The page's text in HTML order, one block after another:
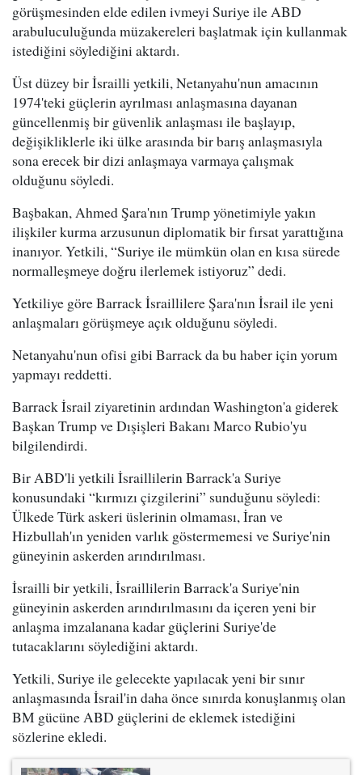
görüşmesinden elde edilen ivmeyi Suriye ile ABD
arabuluculuğunda müzakereleri başlatmak için kullanmak
istediğini söylediğini aktardı.
Üst düzey bir İsrailli yetkili, Netanyahu'nun amacının
1974'teki güçlerin ayrılması anlaşmasına dayanan
güncellenmiş bir güvenlik anlaşması ile başlayıp,
değişikliklerle iki ülke arasında bir barış anlaşmasıyla
sona erecek bir dizi anlaşmaya varmaya çalışmak
olduğunu söyledi.
Başbakan, Ahmed Şara'nın Trump yönetimiyle yakın
ilişkiler kurma arzusunun diplomatik bir fırsat yarattığına
inanıyor. Yetkili, “Suriye ile mümkün olan en kısa sürede
normalleşmeye doğru ilerlemek istiyoruz” dedi.
Yetkiliye göre Barrack İsraillilere Şara'nın İsrail ile yeni
anlaşmaları görüşmeye açık olduğunu söyledi.
Netanyahu'nun ofisi gibi Barrack da bu haber için yorum
yapmayı reddetti.
Barrack İsrail ziyaretinin ardından Washington'a giderek
Başkan Trump ve Dışişleri Bakanı Marco Rubio'yu
bilgilendirdi.
Bir ABD'li yetkili İsraillilerin Barrack'a Suriye
konusundaki “kırmızı çizgilerini” sunduğunu söyledi:
Ülkede Türk askeri üslerinin olmaması, İran ve
Hizbullah'ın yeniden varlık göstermemesi ve Suriye'nin
güneyinin askerden arındırılması.
İsrailli bir yetkili, İsraillilerin Barrack'a Suriye'nin
güneyinin askerden arındırılmasını da içeren yeni bir
anlaşma imzalanana kadar güçlerini Suriye'de
tutacaklarını söylediğini aktardı.
Yetkili, Suriye ile gelecekte yapılacak yeni bir sınır
anlaşmasında İsrail'in daha önce sınırda konuşlanmış olan
BM gücüne ABD güçlerini de eklemek istediğini
sözlerine ekledi.